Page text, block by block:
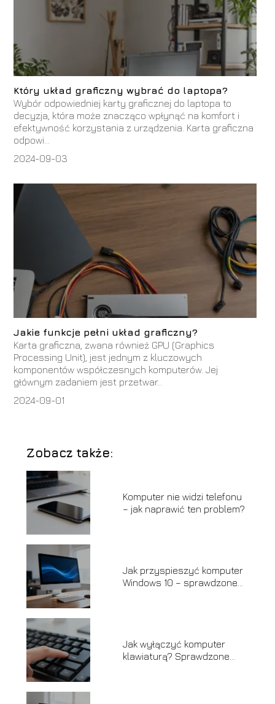
Który układ graficzny wybrać do laptopa?
Wybór odpowiedniej karty graficznej do laptopa to
decyzja, która może znacząco wpłynąć na komfort i
efektywność korzystania z urządzenia. Karta graficzna
odpowi...
2024-09-03
Jakie funkcje pełni układ graficzny?
Karta graficzna, zwana również GPU (Graphics
Processing Unit), jest jednym z kluczowych
komponentów współczesnych komputerów. Jej
głównym zadaniem jest przetwar...
2024-09-01
Zobacz także:
Komputer nie widzi telefonu
– jak naprawić ten problem?
Jak przyspieszyć komputer
Windows 10 – sprawdzone
Jak wyłączyć komputer
klawiaturą? Sprawdzone